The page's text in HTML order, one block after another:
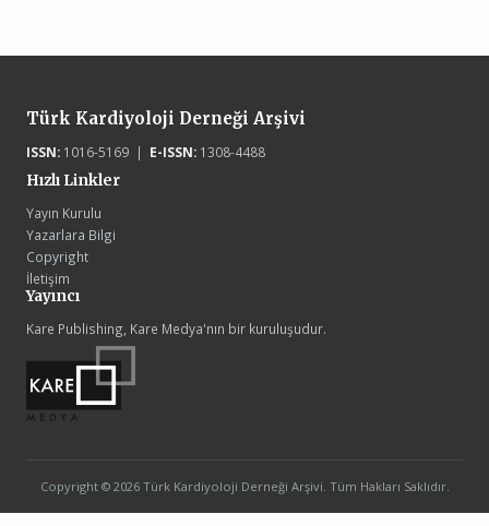
Türk Kardiyoloji Derneği Arşivi
ISSN:1016-5169 | E-ISSN:1308-4488
Hızlı Linkler
Yayın Kurulu
Yazarlara Bilgi
Copyright
İletişim
Yayıncı
Kare Publishing, Kare Medya'nın bir kuruluşudur.
Copyright © 2026 Türk Kardiyoloji Derneği Arşivi. Tüm Hakları Saklıdır.